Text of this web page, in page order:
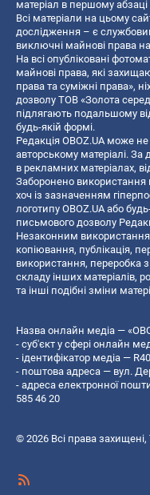
матеріал в першому абзаці
Всі матеріали на цьому
дослідження – є
виключні майнові права
На всі опубліковані
майнові права, які
права та суміжні права»,
дозволу ТОВ «Золота
підлягають подальшому
будь-якій формі.
Редакція OBOZ.UA може
авторському матеріалі. За
в рекламних матеріалах,
Заборонено використання
хоч із зазначенням
логотипу OBOZ.UA або
письмового дозволу
Незаконним
копiювання, публiкацiя,
використання,
складу інших матеріалів,
та інші подібні зміни
Назва онлайн медіа —
- суб'єкт у сфері онлайн
- ідентифікатор медіа —
- поштова адреса — вул.
- адреса електронної
585 46 20
© 2026 Всі права